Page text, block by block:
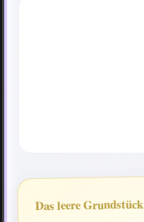
Das leere Grundstück